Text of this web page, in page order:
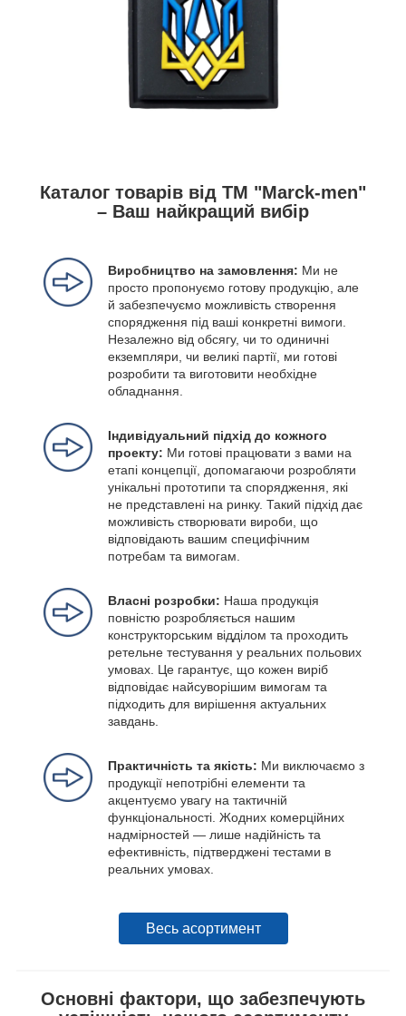
Каталог товарів від ТМ "Marck-men"
– Ваш найкращий вибір
Виробництво на замовлення: Ми не
просто пропонуємо готову продукцію, але
й забезпечуємо можливість створення
спорядження під ваші конкретні вимоги.
Незалежно від обсягу, чи то одиничні
екземпляри, чи великі партії, ми готові
розробити та виготовити необхідне
обладнання.
Індивідуальний підхід до кожного
проекту: Ми готові працювати з вами на
етапі концепції, допомагаючи розробляти
унікальні прототипи та спорядження, які
не представлені на ринку. Такий підхід дає
можливість створювати вироби, що
відповідають вашим специфічним
потребам та вимогам.
Власні розробки: Наша продукція
повністю розробляється нашим
конструкторським відділом та проходить
ретельне тестування у реальних польових
умовах. Це гарантує, що кожен виріб
відповідає найсуворішим вимогам та
підходить для вирішення актуальних
завдань.
Практичність та якість: Ми виключаємо з
продукції непотрібні елементи та
акцентуємо увагу на тактичній
функціональності. Жодних комерційних
надмірностей — лише надійність та
ефективність, підтверджені тестами в
реальних умовах.
Весь асортимент
Основні фактори, що забезпечують